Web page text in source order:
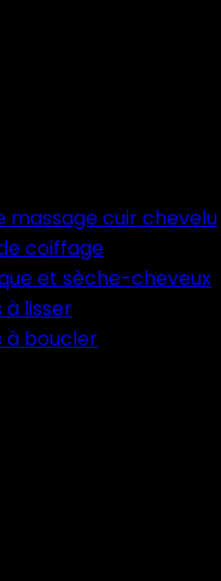
massage cuir chevelu
coiffage
et sèche-cheveux
à lisser
à boucler